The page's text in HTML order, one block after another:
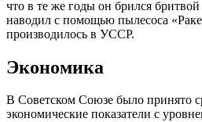
что в те же годы он брился
наводил с помощью пылесоса
производилось в УССР.
Экономика
В Советском Союзе было принято
экономические показатели с